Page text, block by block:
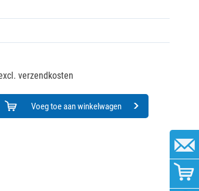
verzendkosten
Voeg toe aan winkelwagen